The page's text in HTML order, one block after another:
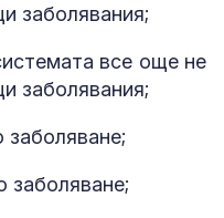
заболявания;
все още не
заболявания;
заболяване;
заболяване;